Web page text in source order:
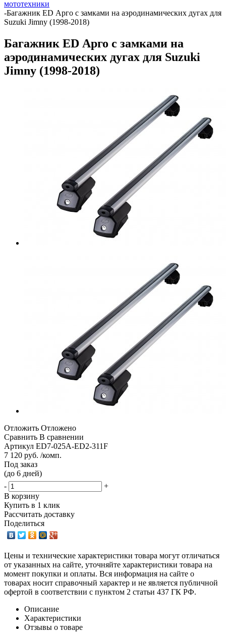
мототехники
-Багажник ED Арго с замками на аэродинамических дугах для
Suzuki Jimny (1998-2018)
Багажник ED Арго с замками на
аэродинамических дугах для Suzuki
Jimny (1998-2018)
Отложить Отложено
Сравнить В сравнении
Артикул ED7-025A-ED2-311F
7 120 руб. /комп.
Под заказ
(до 6 дней)
-
+
В корзину
Купить в 1 клик
Рассчитать доставку
Поделиться
Цены и технические характеристики товара могут отличаться
от указанных на сайте, уточняйте характеристики товара на
момент покупки и оплаты. Вся информация на сайте о
товарах носит справочный характер и не является публичной
офертой в соответствии с пунктом 2 статьи 437 ГК РФ.
Описание
Характеристики
Отзывы о товаре